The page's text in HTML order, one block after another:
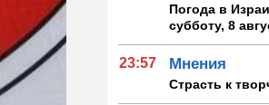
Погода в
субботу, 8
23:57 Мнения
Страсть к